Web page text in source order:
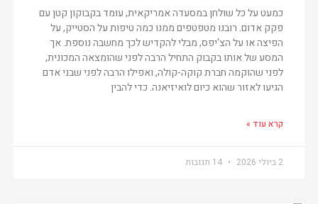
כמעט על כל שולחן במסעדה אמריקאית, עומד בקבוקון קטן עם
פקק אדום. רובנו מטפטפים ממנו כמה טיפות על הסטייק, על
הפיצה או על הצ'יפס, מבלי להקדיש לכך מחשבה נוספת. אך
המסע של אותו בקבוק התחיל הרבה לפני שהומצאה המכונית,
לפני שהוקמה חברת קוקה-קולה, ואפילו הרבה לפני שבני אדם
הגיעו לאזור שהוא כיום לואיזיאנה. כדי להבין
קרא עוד »
2 ביולי 2026